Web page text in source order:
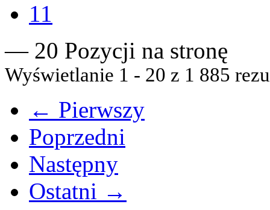
11
— 20 Pozycji na stronę
Wyświetlanie 1 - 20 z 1 885
← Pierwszy
Poprzedni
Następny
Ostatni →